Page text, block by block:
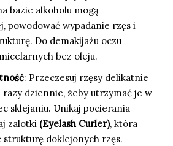
bazie alkoholu mogą
powodować wypadanie rzęs i
Do demakijażu oczu
bez oleju.
: Przeczesuj rzęsy delikatnie
razy dziennie, żeby utrzymać je w
sklejaniu. Unikaj pocierania
zalotki (Eyelash Curler), która
strukturę doklejonych rzęs.